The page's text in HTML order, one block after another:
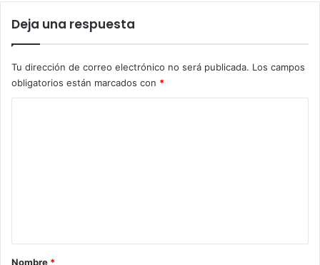
Deja una respuesta
Tu dirección de correo electrónico no será publicada. Los campos
obligatorios están marcados con *
rNombre *